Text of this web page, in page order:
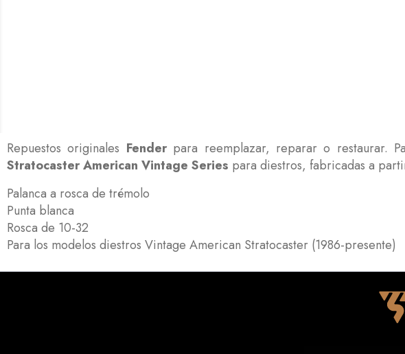
Repuestos originales Fenderpara reemplazar, reparar o restaurar.
Stratocaster American Vintage Series para diestros, fabricadas a
Palanca a rosca de trémolo
Punta blanca
Rosca de 10-32
Para los modelos diestros Vintage American Stratocaster (1986-presente)